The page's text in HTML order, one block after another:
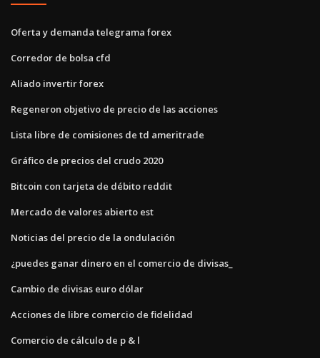
Oferta y demanda telegrama forex
Corredor de bolsa cfd
Aliado invertir forex
Regeneron objetivo de precio de las acciones
Lista libre de comisiones de td ameritrade
Gráfico de precios del crudo 2020
Bitcoin con tarjeta de débito reddit
Mercado de valores abierto est
Noticias del precio de la ondulación
¿puedes ganar dinero en el comercio de divisas_
Cambio de divisas euro dólar
Acciones de libre comercio de fidelidad
Comercio de cálculo de p & l